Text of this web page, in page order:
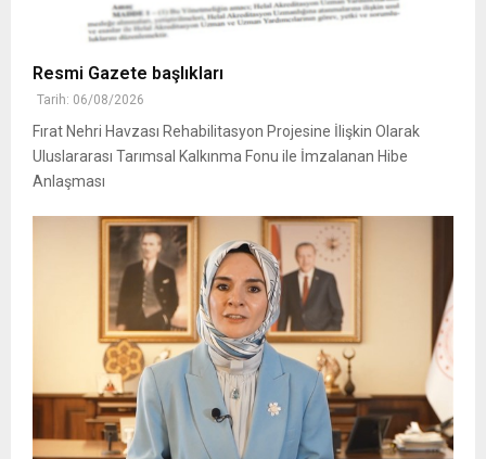
Resmi Gazete başlıkları
Tarih: 06/08/2026
Fırat Nehri Havzası Rehabilitasyon Projesine İlişkin Olarak
Uluslararası Tarımsal Kalkınma Fonu ile İmzalanan Hibe
Anlaşması